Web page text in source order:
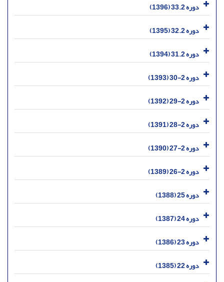
دوره 33.2 (1396)
دوره 32.2 (1395)
دوره 31.2 (1394)
دوره 2-30 (1393)
دوره 2-29 (1392)
دوره 2-28 (1391)
دوره 2-27 (1390)
دوره 2-26 (1389)
دوره 25 (1388)
دوره 24 (1387)
دوره 23 (1386)
دوره 22 (1385)